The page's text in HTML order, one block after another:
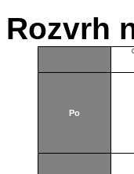
Rozvrh
Po